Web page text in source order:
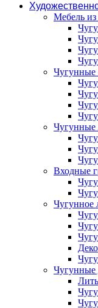
Мебель из
Чугунные
Чугунные
Входные
Чугунное
Чугунные